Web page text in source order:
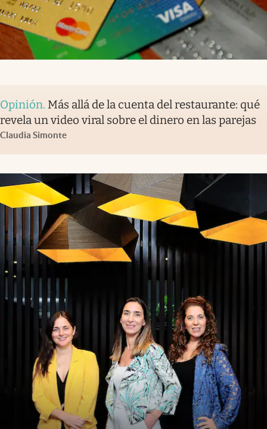
Opinión. Más allá de la cuenta del restaurante: qué
revela un video viral sobre el dinero en las parejas
Claudia Simonte